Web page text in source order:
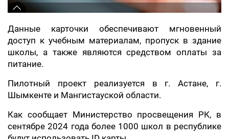
Данные карточки обеспечивают мгновенный
доступ к учебным материалам, пропуск в здание
школы, а также являются средством оплаты за
питание.
Пилотный проект реализуется в г. Астане, г.
Шымкенте и Мангистауской области.
Как сообщает Министерство просвещения РК, в
сентябре 2024 года более 1000 школ в республике